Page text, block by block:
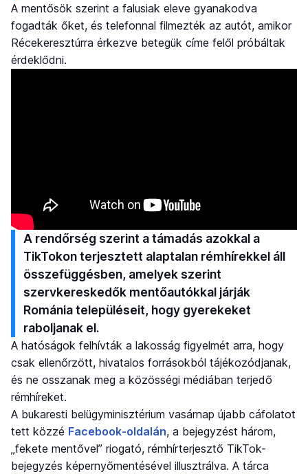
A mentősök szerint a falusiak eleve gyanakodva
fogadták őket, és telefonnal filmezték az autót, amikor
Récekeresztúrra érkezve betegük címe felől próbáltak
érdeklődni.
A rendőrség szerint a támadás azokkal a
TikTokon terjesztett alaptalan rémhírekkel áll
összefüggésben, amelyek szerint
szervkereskedők mentőautókkal járják
Románia településeit, hogy gyerekeket
raboljanak el.
A hatóságok felhívták a lakosság figyelmét arra, hogy
csak ellenőrzött, hivatalos forrásokból tájékozódjanak,
és ne osszanak meg a közösségi médiában terjedő
rémhíreket.
A bukaresti belügyminisztérium vasárnap újabb cáfolatot
tett közzé Facebook-oldalán, a bejegyzést három,
„fekete mentővel” riogató, rémhírterjesztő TikTok-
bejegyzés képernyőmentésével illusztrálva. A tárca